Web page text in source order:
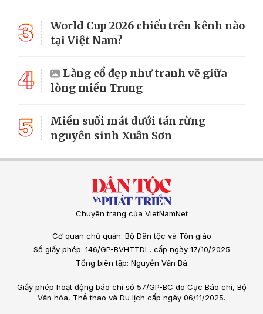
3
World Cup 2026 chiếu trên kênh nào
tại Việt Nam?
4
Làng cổ đẹp như tranh vẽ giữa
lòng miền Trung
5
Miền suối mát dưới tán rừng
nguyên sinh Xuân Sơn
Chuyên trang của VietNamNet
Cơ quan chủ quản: Bộ Dân tộc và Tôn giáo
Số giấy phép: 146/GP-BVHTTDL, cấp ngày 17/10/2025
Tổng biên tập: Nguyễn Văn Bá
Giấy phép hoạt động báo chí số 57/GP-BC do Cục Báo chí, Bộ
Văn hóa, Thể thao và Du lịch cấp ngày 06/11/2025.